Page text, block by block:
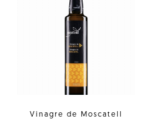
Vinagre de Moscatell